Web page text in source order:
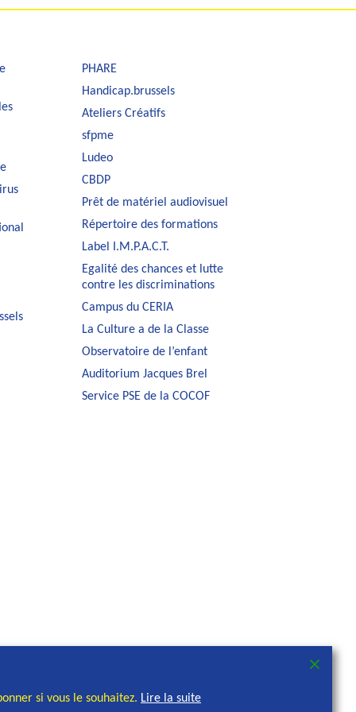
PHARE
Handicap.brussels
Ateliers Créatifs
sfpme
Ludeo
CBDP
Prêt de matériel audiovisuel
Répertoire des formations
Label I.M.P.A.C.T.
Egalité des chances et lutte
contre les discriminations
Campus du CERIA
La Culture a de la Classe
Observatoire de l’enfant
Auditorium Jacques Brel
Service PSE de la COCOF
si vous le souhaitez. Lire la suite